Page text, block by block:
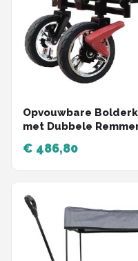
Opvouwbare
met Dubbele
€ 486,80